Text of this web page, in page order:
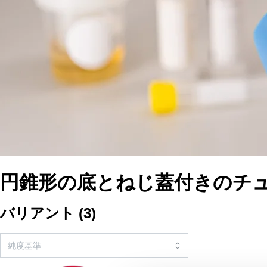
円錐形の底とねじ蓋付きのチ
バリアント (3)